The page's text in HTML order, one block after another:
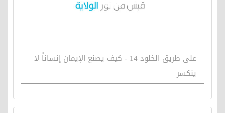
على طريق الخلود 14 - كيف يصنع الإيمان إنساناً لا
ينكسر